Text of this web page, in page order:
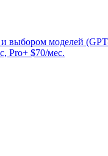
выбором моделей
Pro+ $70/мес.